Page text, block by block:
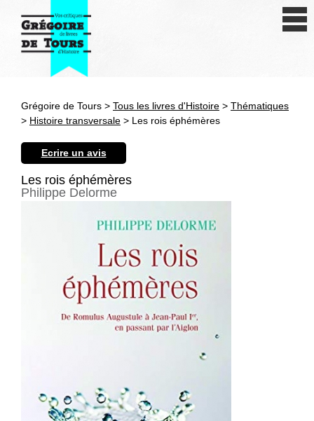
Antiquité
Autres civilisations
Thématiques
Grégoire de Tours > Tous les livres d'Histoire > Thématiques
> Histoire transversale > Les rois éphémères
Ecrire un avis
Les rois éphémères
Philippe Delorme